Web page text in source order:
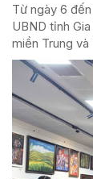
Từ ngày 6
UBND tỉnh
miền Trung